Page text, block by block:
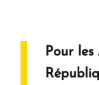
Pour